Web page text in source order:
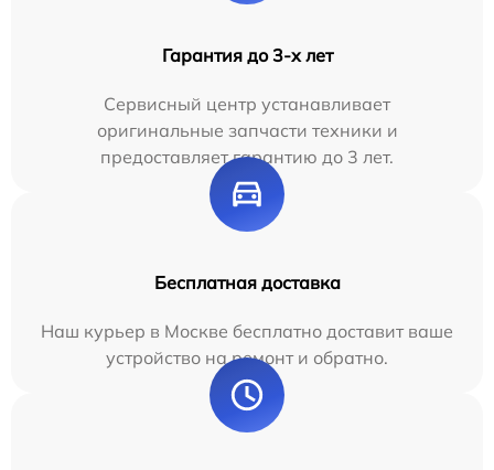
Гарантия до 3-х лет
Сервисный центр устанавливает
оригинальные запчасти техники и
предоставляет гарантию до 3 лет.
Бесплатная доставка
Наш курьер в Москве бесплатно доставит ваше
устройство на ремонт и обратно.